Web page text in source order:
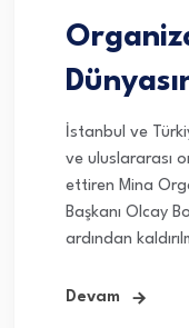
İstanbul ve
ve uluslararası
ettiren Mina
Başkanı Olcay
ardından
Devam